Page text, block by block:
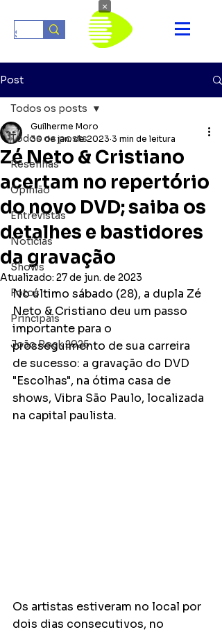
Post
Todos os posts
Resenhas
Opinião
Entrevistas
Notícias
Shows
Fotos
Principais
João Rock 2025
Todos os posts
Zé Neto & Cristiano
acertam no repertório
do novo DVD; saiba os
detalhes e bastidores
da gravação
Guilherme Moro
30 de jan. de 2023 3 min de leitura
Atualizado: 27 de jun. de 2023
No último sábado (28), a dupla Zé
Neto & Cristiano deu um passo
importante para o
prosseguimento de sua carreira
de sucesso: a gravação do DVD
"Escolhas", na ótima casa de
shows, Vibra São Paulo, localizada
na capital paulista.
Os artistas estiveram no local por
dois dias consecutivos, no
×